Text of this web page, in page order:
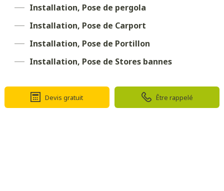
Installation, Pose de pergola
Installation, Pose de Carport
Installation, Pose de Portillon
Installation, Pose de Stores bannes
Devis gratuit Être rappelé